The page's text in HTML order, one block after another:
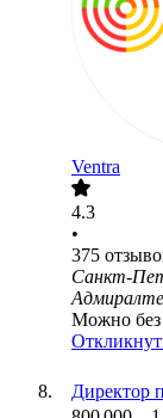
Ventra
4.3
•
375
Санкт-
Можно без
Директор